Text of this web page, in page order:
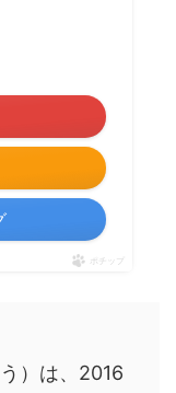
ポチップ
）は、2016